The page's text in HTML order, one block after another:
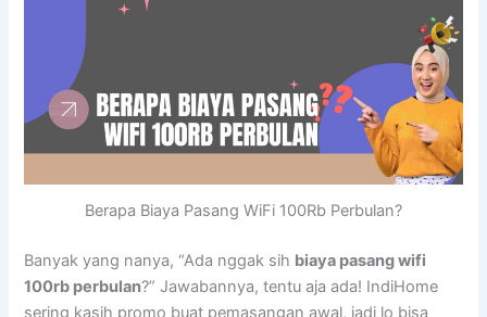
Berapa Biaya Pasang WiFi 100Rb Perbulan?
Banyak yang nanya, “Ada nggak sih biaya pasang wifi
100rb perbulan?” Jawabannya, tentu aja ada! IndiHome
sering kasih promo buat pemasangan awal, jadi lo bisa